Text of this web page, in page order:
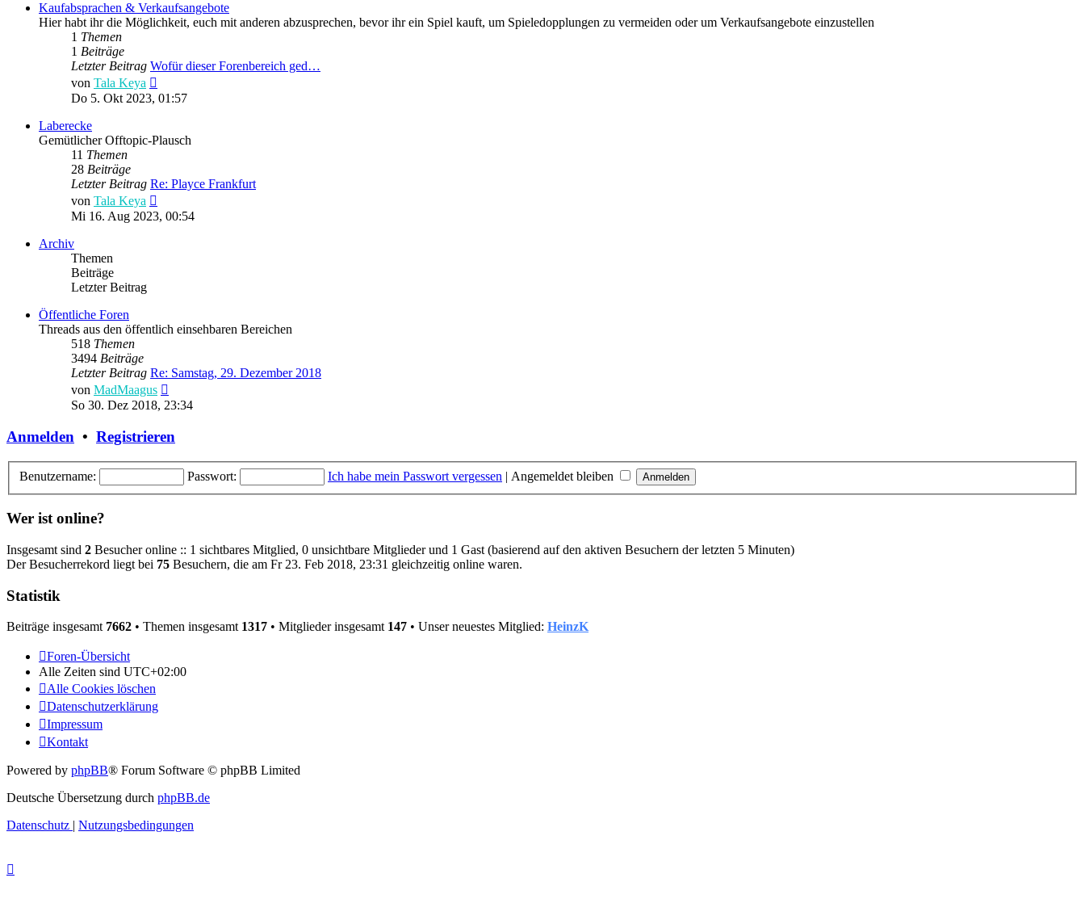
Kaufabsprachen & Verkaufsangebote
Hier habt ihr die Möglichkeit, euch mit anderen abzusprechen, bevor ihr ein Spiel kauft, um Spieledopplungen zu vermeiden oder um Verkaufsangebote einzustellen
1 Themen
1 Beiträge
Letzter Beitrag Wofür dieser Forenbereich ged…
von Tala Keya
Beitrag
Do 5. Okt 2023, 01:57
Laberecke
Gemütlicher Offtopic-Plausch
11 Themen
28 Beiträge
Letzter Beitrag Re: Playce Frankfurt
von Tala Keya
Beitrag
Mi 16. Aug 2023, 00:54
Archiv
Themen
Beiträge
Letzter Beitrag
Öffentliche Foren
Threads aus den öffentlich einsehbaren Bereichen
518 Themen
3494 Beiträge
Letzter Beitrag Re: Samstag, 29. Dezember 2018
von MadMaagus
Beitrag
So 30. Dez 2018, 23:34
Anmelden • Registrieren
Benutzername: Passwort: Ich habe mein Passwort vergessen | Angemeldet bleiben
Wer ist online?
Insgesamt sind 2 Besucher online :: 1 sichtbares Mitglied, 0 unsichtbare Mitglieder und 1 Gast (basierend auf den aktiven Besuchern der letzten 5 Minuten)
Der Besucherrekord liegt bei 75 Besuchern, die am Fr 23. Feb 2018, 23:31 gleichzeitig online waren.
Statistik
Beiträge insgesamt 7662 • Themen insgesamt 1317 • Mitglieder insgesamt 147 • Unser neuestes Mitglied: HeinzK
Foren-Übersicht
Alle Zeiten sind UTC+02:00
Alle Cookies löschen
Datenschutzerklärung
Impressum
Kontakt
Powered by phpBB® Forum Software © phpBB Limited
Deutsche Übersetzung durch phpBB.de
Datenschutz | Nutzungsbedingungen